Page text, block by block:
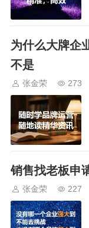
为什么大牌企
不是
张金荣 273
销售找老板申
张金荣 227